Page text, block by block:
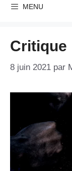
MENU
Critique
8 juin 2021 par